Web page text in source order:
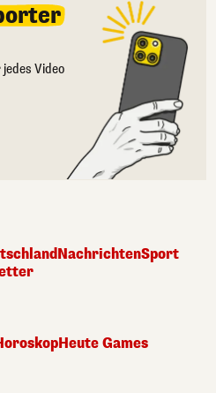
jedes Video
NachrichtenSport
Heute Games